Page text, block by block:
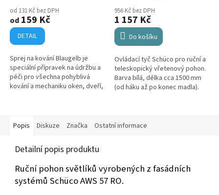
od 131 Kč bez DPH
od 159 Kč
DETAIL
Sprej na kování Blaugelb je
speciální přípravek na údržbu a
péči pro všechna pohyblivá
kování a mechaniku oken, dveří,
956 Kč bez DPH
1 157 Kč
Do košíku
Ovládací tyč Schüco pro ruční a
teleskopický vřetenový pohon.
Barva bílá, délka cca 1500 mm
(od háku až po konec madla).
Popis Diskuze Značka Ostatní informace
Detailní popis produktu
Ruční pohon světlíků vyrobených z fasádních
systémů Schüco AWS 57 RO.